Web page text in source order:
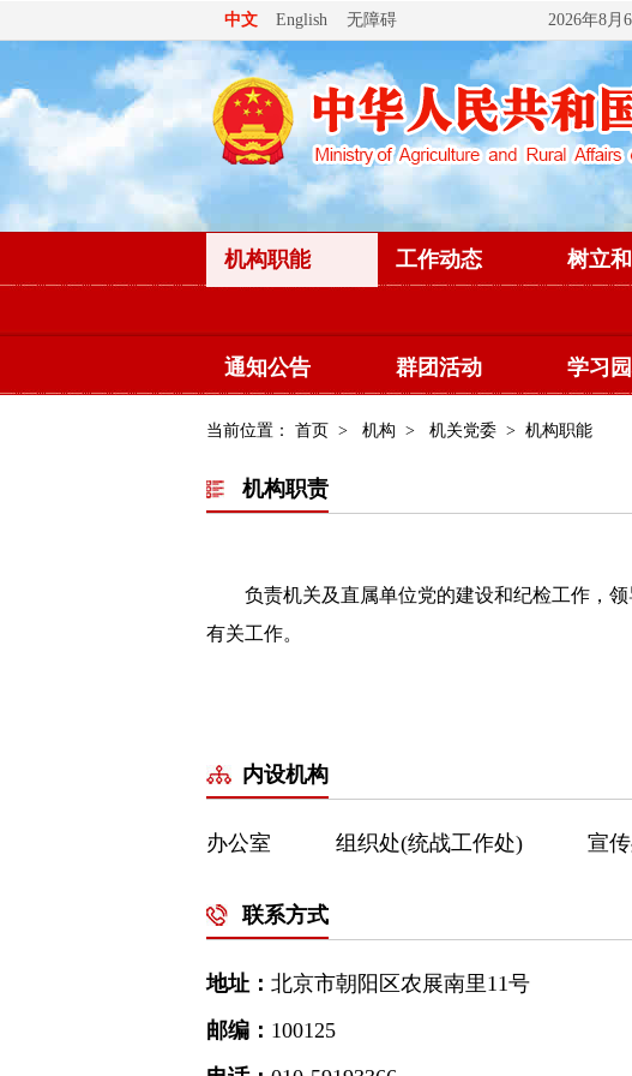
中文 English 无障碍 2026年8月
机构职能 工作动态 树立
通知公告 群团活动 学习
当前位置： 首页 > 机构 > 机关党委 > 机构职能
机构职责
负责机关及直属单位党的建设和纪检工作，领
有关工作。
内设机构
办公室 组织处(统战工作处) 宣
联系方式
地址： 北京市朝阳区农展南里11号
邮编： 100125